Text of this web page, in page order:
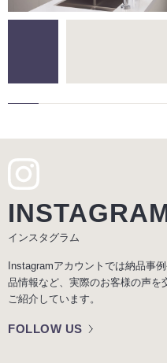
インスタグラム
Instagramアカウントでは納品事
品情報など、実際のお客様の声を
ご紹介しています。
FOLLOW US